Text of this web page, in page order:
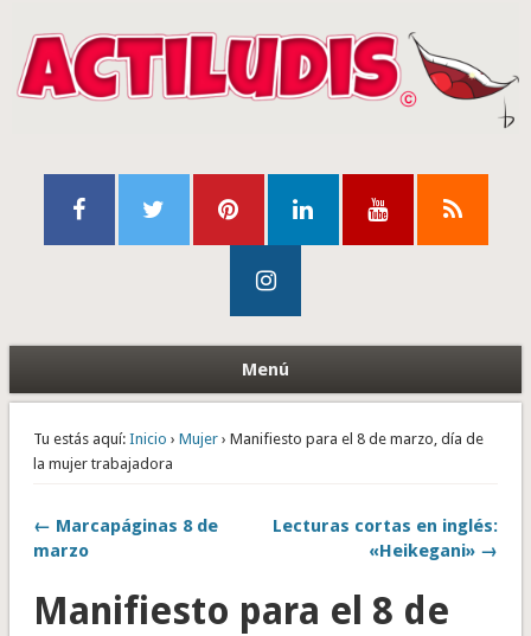
Menú
Tu estás aquí: Inicio › Mujer› Manifiesto para el 8 de marzo, día de
la mujer trabajadora
← Marcapáginas 8 de
marzo
Lecturas cortas en inglés:
«Heikegani» →
Manifiesto para el 8 de